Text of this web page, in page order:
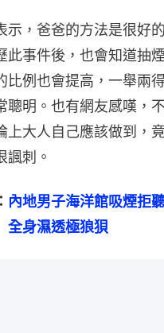
示，爸爸的方法是很好
此事件後，也會知道抽
比例也會提高，一舉兩
聰明。也有網友感嘆，
上大人自己應該做到，
諷刺。
內地男子海洋館吸煙拒
全身濕透極狼狽